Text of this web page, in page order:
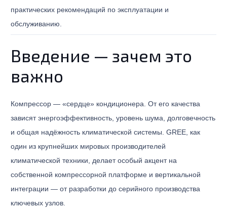
практических рекомендаций по эксплуатации и
обслуживанию.
Введение — зачем это
важно
Компрессор — «сердце» кондиционера. От его качества
зависят энергоэффективность, уровень шума, долговечность
и общая надёжность климатической системы. GREE, как
один из крупнейших мировых производителей
климатической техники, делает особый акцент на
собственной компрессорной платформе и вертикальной
интеграции — от разработки до серийного производства
ключевых узлов.